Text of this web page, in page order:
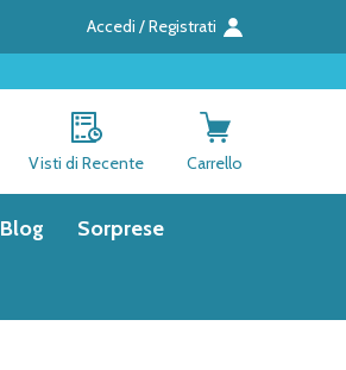
Accedi / Registrati
Visti di Recente Carrello
Blog Sorprese